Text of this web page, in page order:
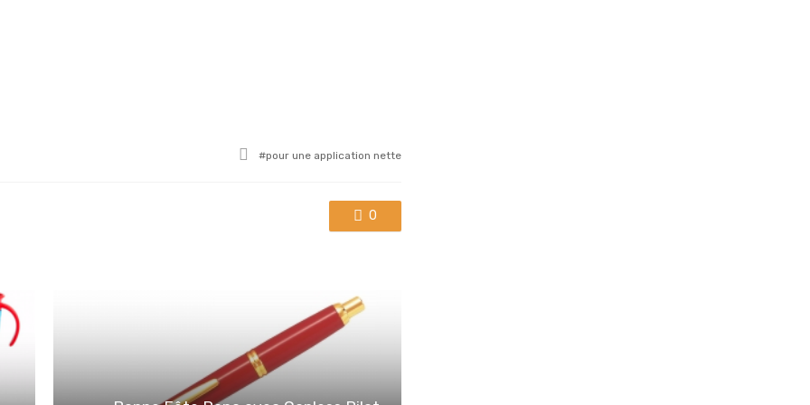
Tagged
pour une application nette
0